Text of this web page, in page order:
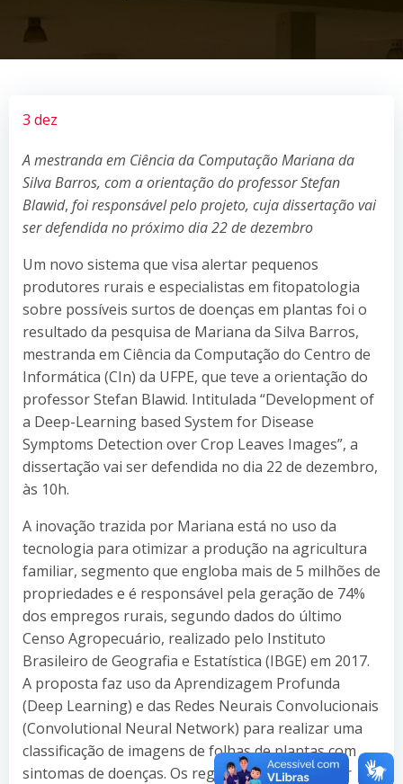
3 dez
A mestranda em Ciência da Computação Mariana da
Silva Barros, com a orientação do professor Stefan
Blawid, foi responsável pelo projeto, cuja dissertação vai
ser defendida no próximo dia 22 de dezembro
Um novo sistema que visa alertar pequenos
produtores rurais e especialistas em fitopatologia
sobre possíveis surtos de doenças em plantas foi o
resultado da pesquisa de Mariana da Silva Barros,
mestranda em Ciência da Computação do Centro de
Informática (CIn) da UFPE, que teve a orientação do
professor Stefan Blawid. Intitulada “Development of
a Deep-Learning based System for Disease
Symptoms Detection over Crop Leaves Images”, a
dissertação vai ser defendida no dia 22 de dezembro,
às 10h.
A inovação trazida por Mariana está no uso da
tecnologia para otimizar a produção na agricultura
familiar, segmento que engloba mais de 5 milhões de
propriedades e é responsável pela geração de 74%
dos empregos rurais, segundo dados do último
Censo Agropecuário, realizado pelo Instituto
Brasileiro de Geografia e Estatística (IBGE) em 2017.
A proposta faz uso da Aprendizagem Profunda
(Deep Learning) e das Redes Neurais Convolucionais
(Convolutional Neural Network) para realizar uma
classificação de imagens de folhas de plantas com
sintomas de doenças. Os registros são feitos por